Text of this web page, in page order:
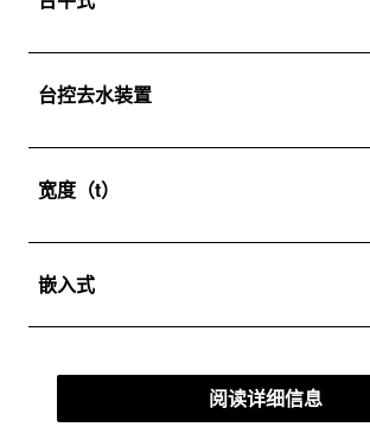
台控去水装置
宽度（t）
嵌入式
阅读详细信息